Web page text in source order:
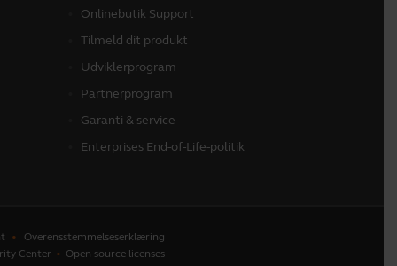
Onlinebutik Support
Tilmeld dit produkt
Udviklerprogram
Partnerprogram
Garanti & service
Enterprises End-of-Life-politik
Overensstemmelseserklæring
Center Open source licenses